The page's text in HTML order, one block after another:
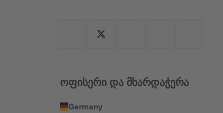
ოფისერი და მხარდაჭერა
Germany